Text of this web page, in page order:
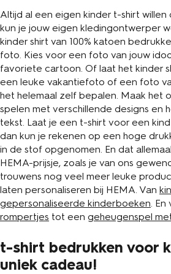
Altijd al een eigen kinder t-shirt willen
kun je jouw eigen kledingontwerper
kinder shirt van 100% katoen
foto. Kies voor een foto van jouw
favoriete cartoon. Of laat het kinder
een leuke vakantiefoto of een foto
het helemaal zelf bepalen. Maak het
spelen met verschillende designs en
tekst. Laat je een t-shirt voor een
dan kun je rekenen op een hoge
in de stof opgenomen. En dat
HEMA-prijsje, zoals je van ons
trouwens nog veel meer leuke
laten personaliseren bij HEMA. Van
gepersonaliseerde kinderboeken .
rompertjes tot een geheugenspel
t-shirt bedrukken voor
uniek cadeau!